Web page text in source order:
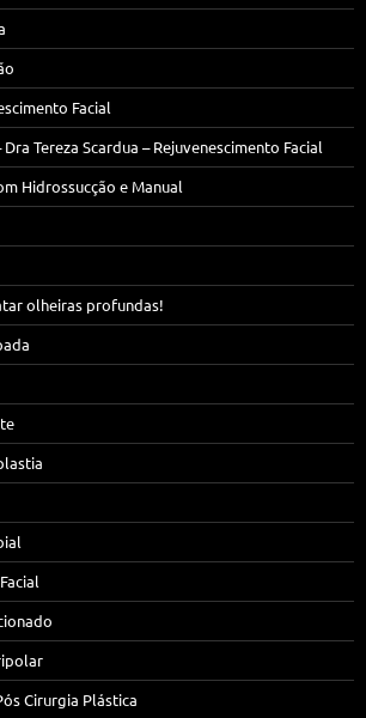
Facial
Tereza Scardua – Rejuvenescimento Facial
Hidrossucção e Manual
olheiras profundas!
Cirurgia Plástica